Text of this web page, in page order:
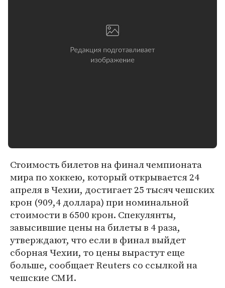
Стоимость билетов на финал чемпионата
мира по хоккею, который открывается 24
апреля в Чехии, достигает 25 тысяч чешских
крон (909,4 доллара) при номинальной
стоимости в 6500 крон. Спекулянты,
завысившие цены на билеты в 4 раза,
утверждают, что если в финал выйдет
сборная Чехии, то цены вырастут еще
больше, сообщает Reuters со ссылкой на
чешские СМИ.